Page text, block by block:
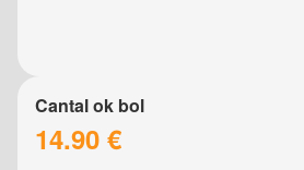
Cantal ok bol
14.90 €